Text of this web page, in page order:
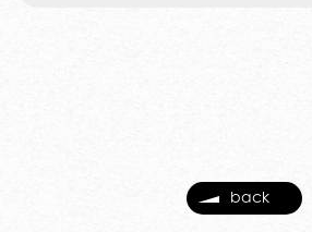
back